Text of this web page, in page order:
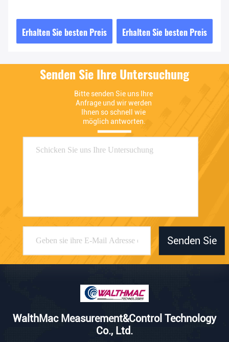
Erhalten Sie besten Preis
Messgerät
Erhalten Sie besten Preis
Senden Sie Ihre Untersuchung
Bitte senden Sie uns Ihre
Anfrage und wir werden
Ihnen so schnell wie
möglich antworten.
Senden Sie
WalthMac Measurement&Control Technology
Co., Ltd.